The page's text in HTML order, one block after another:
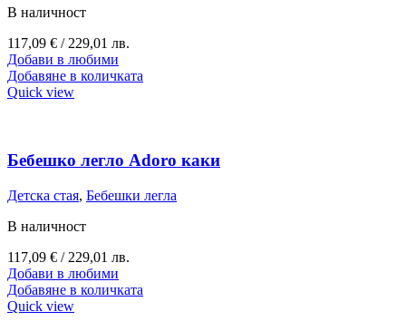
В наличност
117,09 € / 229,01 лв.
Добави в любими
Добавяне в количката
Quick view
Бебешко легло Adoro каки
Детска стая, Бебешки легла
В наличност
117,09 € / 229,01 лв.
Добави в любими
Добавяне в количката
Quick view